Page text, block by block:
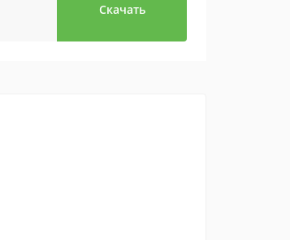
Скачать